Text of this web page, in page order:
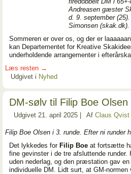
Andreasen gæster
d. 9. september
Simonsen (skak.dk).
Sommeren er over os, og der er
kan Departementet for Kreative
underholdende arrangementer i
Læs resten →
Udgivet i Nyhed
DM-sølv til Filip Boe Olsen
Udgivet 21. april 2025 Af Claus Qvist
Filip Boe Olsen i 3. runde. Efter ni runder
Det lykkedes for Filip Boe at fortsætte
fine gevinster i de tre afsluttende
uden nederlag, og den præstation gav
individuelle DM. Lidt surt, at GM-